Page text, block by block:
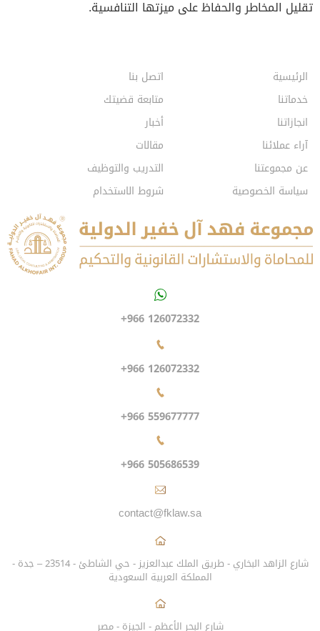
تقليل المخاطر والحفاظ على ميزتها التنافسية.
الرئيسية
خدماتنا
انجازاتنا
آراء عملائنا
عن مجموعتنا
سياسة الخصوصية
اتصل بنا
متابعة قضيتك
أخبار
مقالات
التدريب والتوظيف
شروط الاستخدام
+966 126072332
+966 126072332
+966 559677777
+966 505686539
contact@fklaw.sa
شارع الزاهد البخاري - طريق الملك عبدالعزيز - حي الشاطئ - 23514 – جدة -
المملكة العربية السعودية
شارع البحر الأعظم - الجيزة - مصر